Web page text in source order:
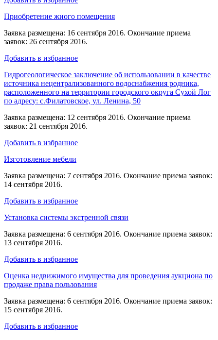
Приобретение жиого помещения
Заявка размещена: 16 сентября 2016. Окончание приема
заявок: 26 сентября 2016.
Добавить в избранное
Гидрогеологическое заключение об использовании в качестве
источника нецентрализованного водоснабжения родника,
расположенного на территории городского округа Сухой Лог
по адресу: с.Филатовское, ул. Ленина, 50
Заявка размещена: 12 сентября 2016. Окончание приема
заявок: 21 сентября 2016.
Добавить в избранное
Изготовление мебели
Заявка размещена: 7 сентября 2016. Окончание приема заявок:
14 сентября 2016.
Добавить в избранное
Установка системы экстренной связи
Заявка размещена: 6 сентября 2016. Окончание приема заявок:
13 сентября 2016.
Добавить в избранное
Оценка недвижимого имущества для проведения аукциона по
продаже права пользования
Заявка размещена: 6 сентября 2016. Окончание приема заявок:
15 сентября 2016.
Добавить в избранное